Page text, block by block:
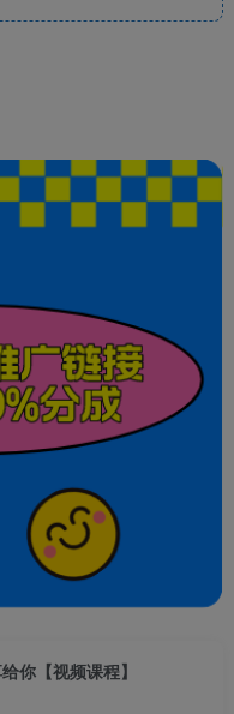
你【视频课程】